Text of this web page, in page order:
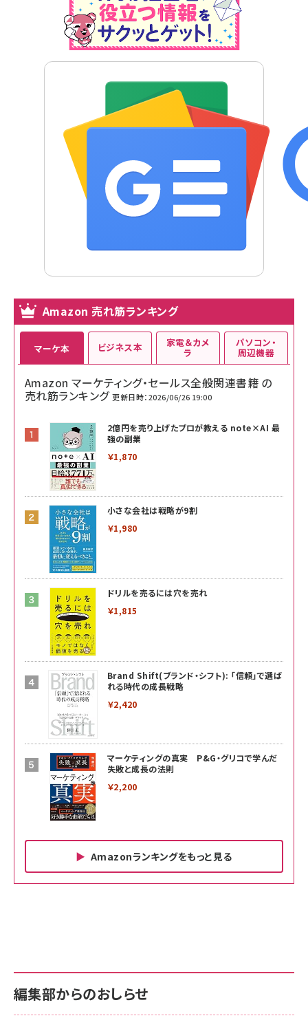
Amazon 売れ筋ランキング
マーケ本
Amazon マーケティング・セールス全般関連書籍 の
売れ筋ランキング 更新日時：2026/06/26 19:00
2億円を売り上げたプロが教える note×AI 最
強の副業
￥1,870
小さな会社は戦略が9割
￥1,980
ドリルを売るには穴を売れ
￥1,815
Brand Shift(ブランド・シフト): 「信頼」で選ば
れる時代の成長戦略
￥2,420
マーケティングの真実 P&G・グリコで学んだ
失敗と成長の法則
￥2,200
Amazonランキングをもっと見る
ビジネス本
￥880
anan(アンアン)2026/06/24号 No.2500増刊
スペシャルエディション[王道エンタメの矜持／
家電＆カメ
ラ
サポート正規品 メーカー保証5年 KLMEA128G
NIMASO ガラスフィルム iPhone 17 用 保護フィ
パソコン・
周辺機器
サポート正規品 メーカー保証5年 KLMEA128G
Amazon eギフトカード - Amazonロゴ - クラ
編集部からのおしらせ